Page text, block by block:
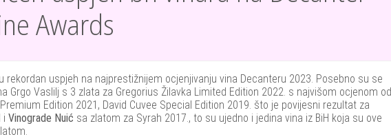
Awards
rekordan uspjeh na najprestižnijem ocjenjivanju vina Decanteru 2023. Posebno su se
Grgo Vaslilj s 3 zlata za Gregorius Žilavka Limited Edition 2022. s najvišom ocjenom od
Edition 2021, David Cuvee Special Edition 2019. što je povijesni rezultat za
i Vinograde Nuić sa zlatom za Syrah 2017., to su ujedno i jedina vina iz BiH koja su ove